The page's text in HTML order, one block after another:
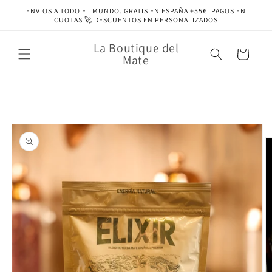
directamente
al contenido
ENVIOS A TODO EL MUNDO. GRATIS EN ESPAÑA +55€. PAGOS EN
CUOTAS 🚀 DESCUENTOS EN PERSONALIZADOS
La Boutique del
Mate Carrito